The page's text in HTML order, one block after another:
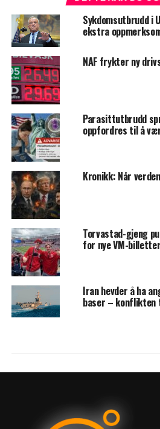
Sykdomsutbrudd i
ekstra
NAF frykter ny
Parasittutbrudd
oppfordres til å
Kronikk: Når
Torvastad-gjeng
for nye VM-billetter
Iran hevder å ha
baser – konflikten